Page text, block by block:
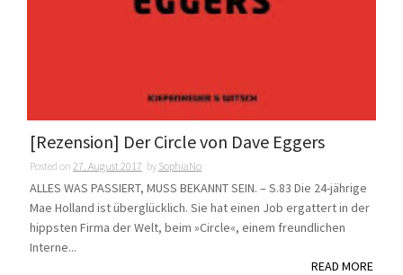
[Rezension] Der Circle von Dave Eggers
Posted on 27. August 2017 by SophiaNo
ALLES WAS PASSIERT, MUSS BEKANNT SEIN. – S.83 Die 24-jährige
Mae Holland ist überglücklich. Sie hat einen Job ergattert in der
hippsten Firma der Welt, beim »Circle«, einem freundlichen
Interne...
READ MORE